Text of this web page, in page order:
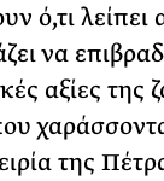
ό,τι
να
αξίες
της